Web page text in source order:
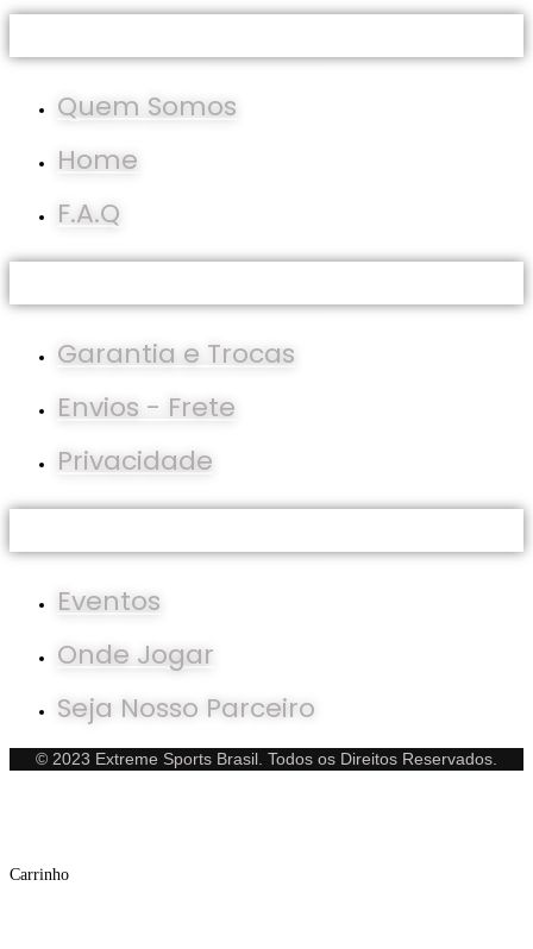
Quem Somos
Home
F.A.Q
Garantia e Trocas
Envios - Frete
Privacidade
Eventos
Onde Jogar
Seja Nosso Parceiro
© 2023 Extreme Sports Brasil. Todos os Direitos Reservados.
Carrinho